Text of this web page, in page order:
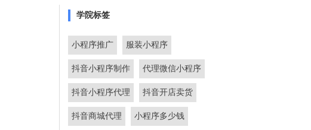
学院标签
小程序推广 服装小程序
抖音小程序制作 代理微信小程序
抖音小程序代理 抖音开店卖货
抖音商城代理 小程序多少钱